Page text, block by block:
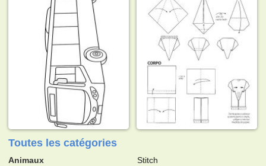
Toutes les catégories
Animaux
Stitch